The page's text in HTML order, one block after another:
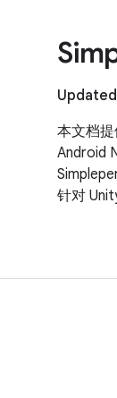
本文档
Android
针对